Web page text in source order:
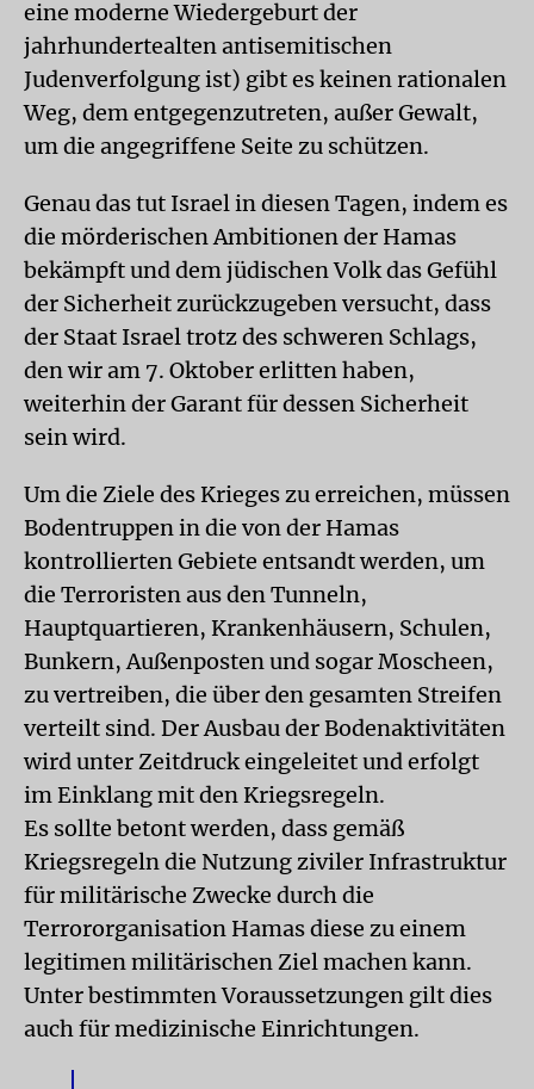
eine moderne Wiedergeburt der
jahrhundertealten antisemitischen
Judenverfolgung ist) gibt es keinen rationalen
Weg, dem entgegenzutreten, außer Gewalt,
um die angegriffene Seite zu schützen.
Genau das tut Israel in diesen Tagen, indem es
die mörderischen Ambitionen der Hamas
bekämpft und dem jüdischen Volk das Gefühl
der Sicherheit zurückzugeben versucht, dass
der Staat Israel trotz des schweren Schlags,
den wir am 7. Oktober erlitten haben,
weiterhin der Garant für dessen Sicherheit
sein wird.
Um die Ziele des Krieges zu erreichen, müssen
Bodentruppen in die von der Hamas
kontrollierten Gebiete entsandt werden, um
die Terroristen aus den Tunneln,
Hauptquartieren, Krankenhäusern, Schulen,
Bunkern, Außenposten und sogar Moscheen,
zu vertreiben, die über den gesamten Streifen
verteilt sind. Der Ausbau der Bodenaktivitäten
wird unter Zeitdruck eingeleitet und erfolgt
im Einklang mit den Kriegsregeln.
Es sollte betont werden, dass gemäß
Kriegsregeln die Nutzung ziviler Infrastruktur
für militärische Zwecke durch die
Terrororganisation Hamas diese zu einem
legitimen militärischen Ziel machen kann.
Unter bestimmten Voraussetzungen gilt dies
auch für medizinische Einrichtungen.